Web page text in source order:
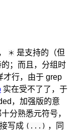
＊ 是支持的（但
；而且，分组时
才行，由于 grep
实在受不了了，于
，加强版的意
分熟悉元符号，
写成 (...) ，同